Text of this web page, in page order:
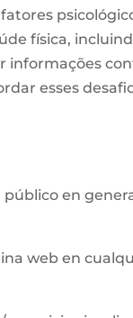
física,
informações
esses
en
web en